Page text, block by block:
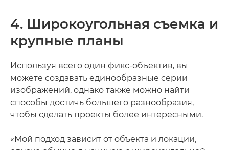
4. Широкоугольная съемка и
крупные планы
Используя всего один фикс-объектив, вы
можете создавать единообразные серии
изображений, однако также можно найти
способы достичь большего разнообразия,
чтобы сделать проекты более интересными.
«Мой подход зависит от объекта и локации,